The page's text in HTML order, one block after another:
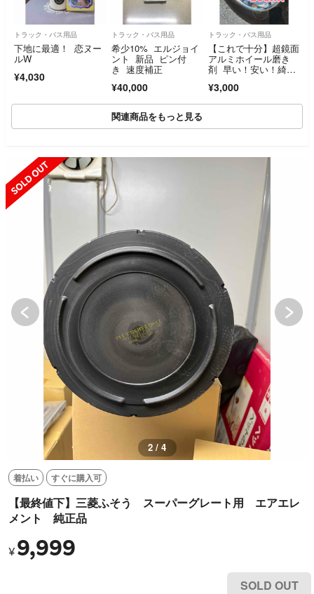
トラック・バス用品
下地に最適！ 恋ヌー
ルW
¥4,030
トラック・バス用品
希少10% エルジョイ
ント 新品 ピン付
き 速度補正
¥40,000
トラック・バス用品
【これで十分】超鏡面
アルミホイール磨き
剤 早い！安い！綺
¥3,000
関連商品をもっと見る
SOLD OUT
2 / 4
着払い すぐに購入可
【最終値下】三菱ふそう スーパーグレート用 エアエレ
メント 純正品
¥ 9,999
SOLD OUT